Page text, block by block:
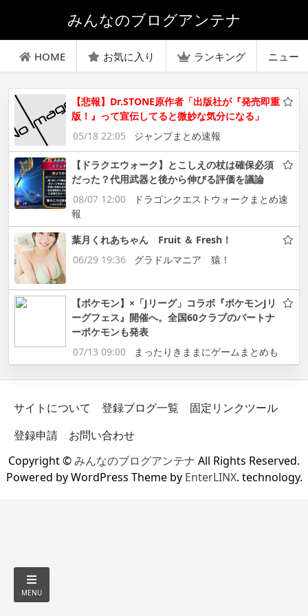
みんなのブログアンテナ
HOME お気に入り ランキング ニュー
【悲報】Dr.STONE原作者「出版社が『発売即重
版！』って宣伝してると微妙な気分になる」
05/18 22:05
ジャンプまとめ速報
【ドラクエウォーク】とこしえの杖は確保必須
だった？代用武器と後から伸びる評価を議論
08/07 12:00
ドラゴンクエストウォークまとめ速
報
葉月くれあちゃん Fruit ＆ Fresh！
06/29 19:36
グラドルマニア 猿！
【ポケモン】×「Jリーグ」コラボ『ポケモンJリ
ーグフェス』開催へ。全国60クラブのパートナ
ーポケモンも発表
07/13 09:00
まったりきままにゲームまとめも
サイトについて 登録ブログ一覧
固定リンクツール
登録申請
お問い合わせ
Copyright ©みんなのブログアンテナ All Rights Reserved.
Powered by WordPress Theme by EnterLINX. technology.
MENU